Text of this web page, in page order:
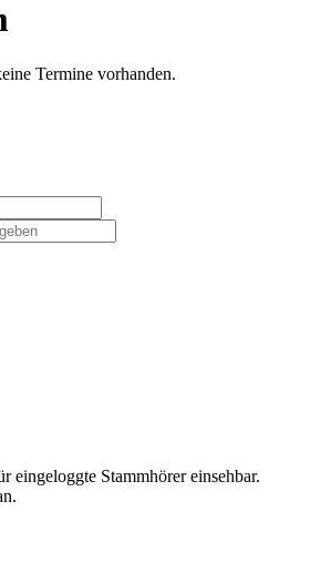
Termine vorhanden.
eingeloggte Stammhörer einsehbar.